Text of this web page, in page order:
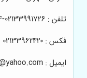
تلفن : 02133991726-02133993254-02133991767
فکس : 02133962420
ایمیل : Benis_company@yahoo.com